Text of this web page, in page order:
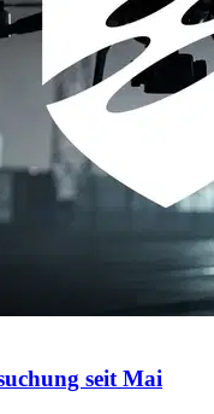
seit Mai